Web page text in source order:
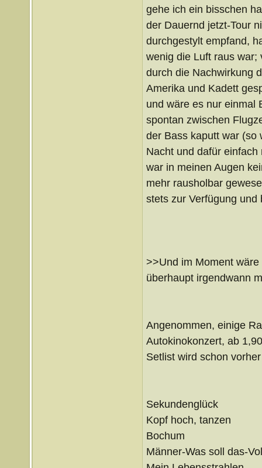
gehe ich ein bisschen
der Dauernd jetzt-Tour
durchgestylt empfand,
wenig die Luft raus war;
durch die Nachwirkung
Amerika und Kadett
und wäre es nur einmal
spontan zwischen
der Bass kaputt war (so
Nacht und dafür
war in meinen Augen
mehr rausholbar
stets zur Verfügung und
>>Und im Moment
überhaupt irgendwann
Angenommen, einige
Autokinokonzert, ab
Setlist wird schon
Sekundenglück
Kopf hoch, tanzen
Bochum
Männer-Was soll das-